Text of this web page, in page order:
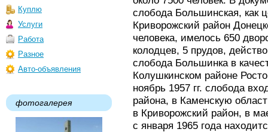
Куплю
Услуги
Работа
Разное
Авто-объявления
фотогалерея
слобода Большинская, как
Криворожский район
человека, имелось 650
колодцев, 5 прудов,
слобода Большинка в
Колушкинском районе
ноябрь 1957 гг. слобода
района, в Каменскую
в Криворожский район, в
с января 1965 года